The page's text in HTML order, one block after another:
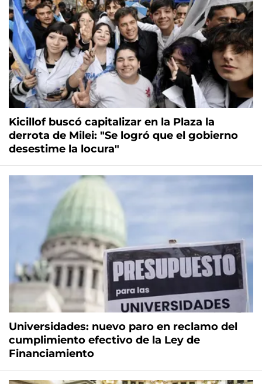
Kicillof buscó capitalizar en la Plaza la
derrota de Milei: "Se logró que el gobierno
desestime la locura"
Universidades: nuevo paro en reclamo del
cumplimiento efectivo de la Ley de
Financiamiento